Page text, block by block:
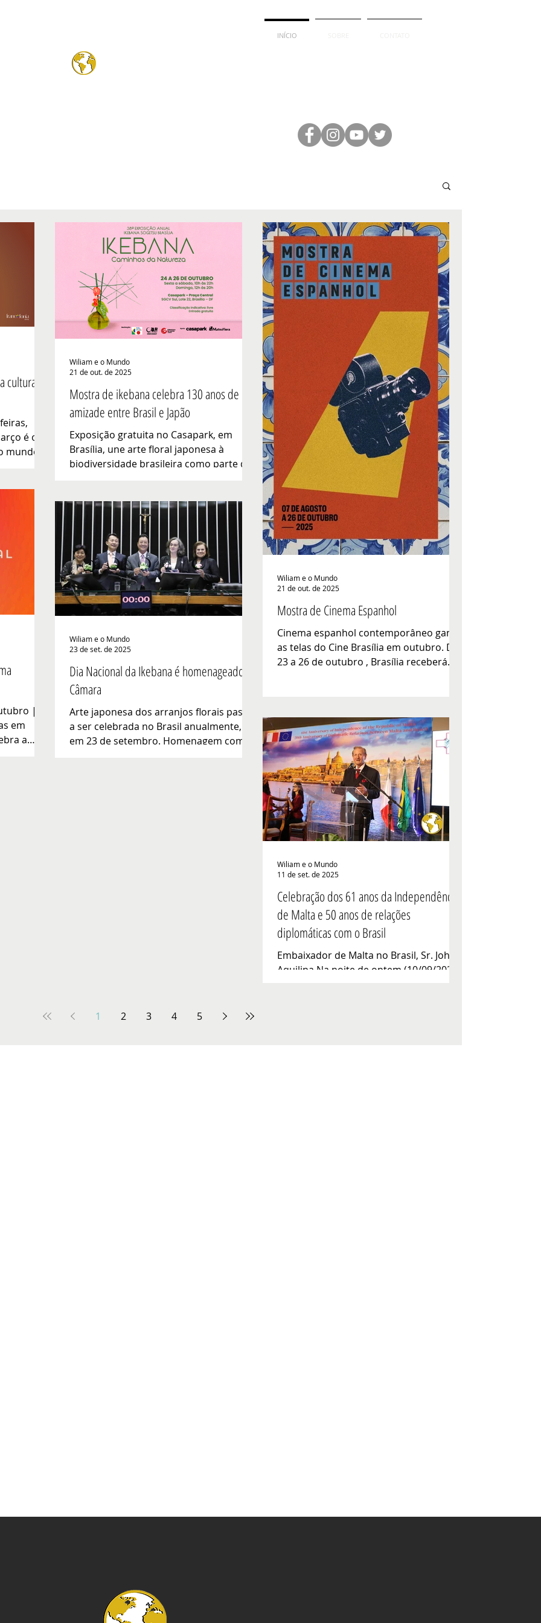
INÍCIO
cultural
é o
todos
Mostra de ikebana celebra 130 anos de
amizade entre Brasil e Japão
Exposição gratuita no Casapark, em
Brasília, une arte floral japonesa à
biodiversidade brasileira como parte das
entre 24 e 26 de outubro, na praça
central do Casapark, a exposição
Ikebana – Caminhos da Natureza , 38ª
edição da mostra anual da Ikebana
Sogetsu Brasília, realizada em parceria
com a Embaixada do Japão. O evento é
um dos destaques culturais da
programação oficial do Ano do
Wiliam e o Mundo
21 de out. de 2025
Mostra de Cinema Espanhol
Cinema espanhol contemporâneo ganha
as telas do Cine Brasília em outubro. De
23 a 26 de outubro , Brasília receberá
Secretaria de Cultura do Distrito Federal
e do Cine Brasília. A programação
gratuita apresenta ao público
brasiliense uma seleção de filmes
premiados e contemporâneos,
destacando a diversidade cultural,
linguística e estética do cinema
produzido atualmen
Wiliam e o Mundo
21 de out. de 2025
|
em
a
Dia Nacional da Ikebana é homenageado na
Câmara
Arte japonesa dos arranjos florais passa
a ser celebrada no Brasil anualmente,
em 23 de setembro. Homenagem com
Wiliam e o Mundo
23 de set. de 2025
Celebração dos 61 anos da Independência
de Malta e 50 anos de relações
diplomáticas com o Brasil
Embaixador de Malta no Brasil, Sr. John
Aquilina Na noite de ontem (10/09/2025),
Wiliam e o Mundo
11 de set. de 2025
1 2 3 4 5